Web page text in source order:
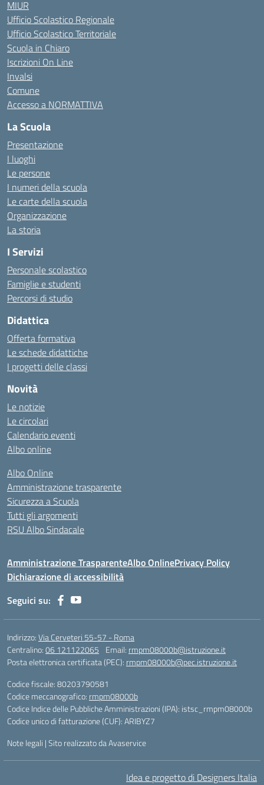
MIUR
Ufficio Scolastico Regionale
Ufficio Scolastico Territoriale
Scuola in Chiaro
Iscrizioni On Line
Invalsi
Comune
Accesso a NORMATTIVA
La Scuola
Presentazione
I luoghi
Le persone
I numeri della scuola
Le carte della scuola
Organizzazione
La storia
I Servizi
Personale scolastico
Famiglie e studenti
Percorsi di studio
Didattica
Offerta formativa
Le schede didattiche
I progetti delle classi
Novità
Le notizie
Le circolari
Calendario eventi
Albo online
Albo Online
Amministrazione trasparente
Sicurezza a Scuola
Tutti gli argomenti
RSU Albo Sindacale
Amministrazione TrasparenteAlbo OnlinePrivacy Policy
Dichiarazione di accessibilità
Seguici su:
Indirizzo:Via Cerveteri 55-57 - Roma
Centralino:06 121122065 Email: rmpm08000b@istruzione.it
Posta elettronica certificata (PEC): rmpm08000b@pec.istruzione.it
Codice fiscale: 80203790581
Codice meccanografico: rmpm08000b
Codice Indice delle Pubbliche Amministrazioni (IPA): istsc_rmpm08000b
Codice unico di fatturazione (CUF): ARIBYZ7
Note legali |Sito realizzato da Avaservice
Idea e progetto di Designers Italia